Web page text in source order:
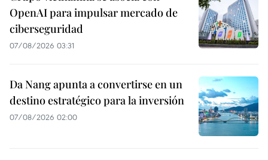
OpenAI para impulsar mercado de
ciberseguridad
07/08/2026 03:31
Da Nang apunta a convertirse en un
destino estratégico para la inversión
07/08/2026 02:00